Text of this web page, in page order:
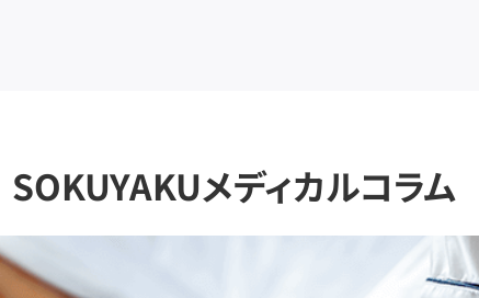
SOKUYAKUメディカルコラム